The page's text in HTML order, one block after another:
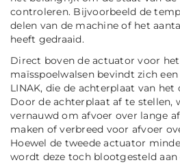
controleren. Bijvoorbeeld de
delen van de machine of het
heeft gedraaid.
Direct boven de actuator voor
maïsspoelwalsen bevindt zich
LINAK, die de achterplaat van
Door de achterplaat af te stellen,
vernauwd om afvoer over lange
maken of verbreed voor afvoer
Hoewel de tweede actuator
wordt deze toch blootgesteld aan